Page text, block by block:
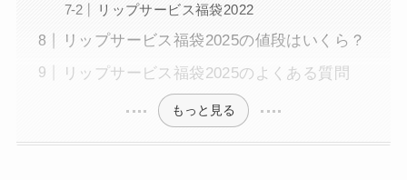
リップサービス福袋2022
リップサービス福袋2025の値段はいくら？
リップサービス福袋2025のよくある質問
もっと見る